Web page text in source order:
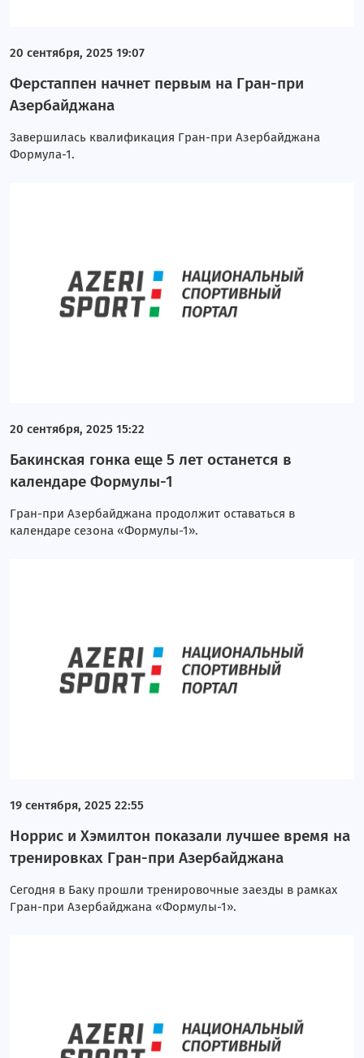
20 сентября, 2025 19:07
Ферстаппен начнет первым на Гран-при
Азербайджана
Завершилась квалификация Гран-при Азербайджана
Формула-1.
20 сентября, 2025 15:22
Бакинская гонка еще 5 лет останется в
календаре Формулы-1
Гран-при Азербайджана продолжит оставаться в
календаре сезона «Формулы-1».
19 сентября, 2025 22:55
Норрис и Хэмилтон показали лучшее время на
тренировках Гран-при Азербайджана
Сегодня в Баку прошли тренировочные заезды в рамках
Гран-при Азербайджана «Формулы-1».